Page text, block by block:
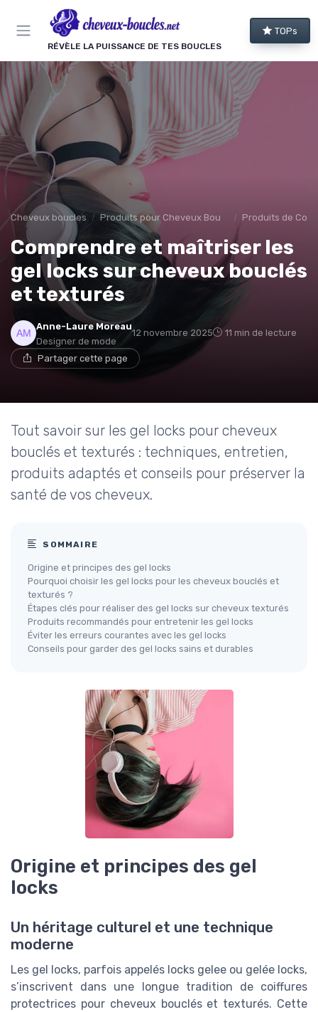
RÉVÈLE LA PUISSANCE DE TES BOUCLES
TOPs
Cheveux boucles Produits pour Cheveux Bouclés et Texturés Produits de
Comprendre et maîtriser les
gel locks sur cheveux bouclés
et texturés
Anne-Laure Moreau
Designer de mode
12 novembre 2025 11 min de lecture
Partager cette page
Tout savoir sur les gel locks pour cheveux
bouclés et texturés : techniques, entretien,
produits adaptés et conseils pour préserver la
santé de vos cheveux.
SOMMAIRE
Origine et principes des gel locks
Pourquoi choisir les gel locks pour les cheveux bouclés et
texturés ?
Étapes clés pour réaliser des gel locks sur cheveux texturés
Produits recommandés pour entretenir les gel locks
Éviter les erreurs courantes avec les gel locks
Conseils pour garder des gel locks sains et durables
Origine et principes des gel
locks
Un héritage culturel et une technique
moderne
Les gel locks, parfois appelés locks gelee ou gelée locks,
s’inscrivent dans une longue tradition de coiffures
protectrices pour cheveux bouclés et texturés. Cette
Panneau de gestion des cookies